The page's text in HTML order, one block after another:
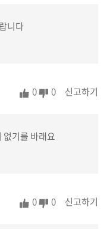
니다
0 0 신고하기
없기를 바래요
0 0 신고하기